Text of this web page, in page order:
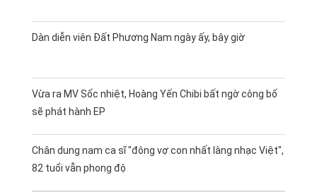
Dàn diễn viên Đất Phương Nam ngày ấy, bây giờ
Vừa ra MV Sốc nhiệt, Hoàng Yến Chibi bất ngờ công bố
sẽ phát hành EP
Chân dung nam ca sĩ "đông vợ con nhất làng nhạc Việt",
82 tuổi vẫn phong độ